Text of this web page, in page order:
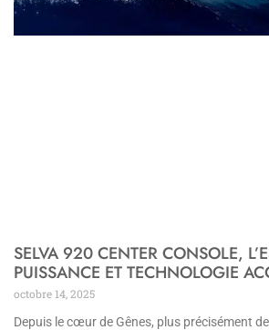
SELVA 920 CENTER CONSOLE,
PUISSANCE ET TECHNOLOGIE
octobre 14, 2025
Depuis le cœur de Gênes, plus précisément